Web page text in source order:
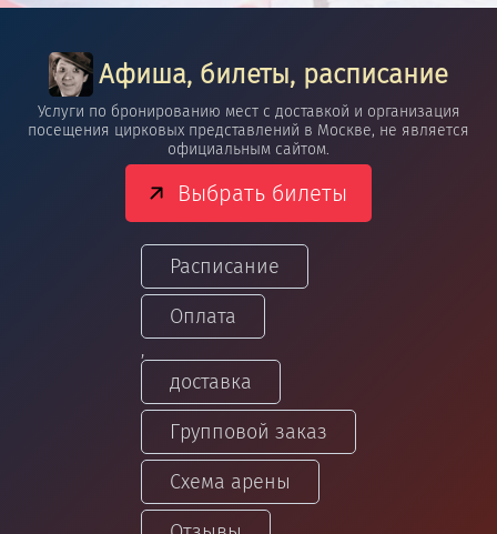
Афиша, билеты, расписание
Услуги по бронированию мест с доставкой и организация
посещения цирковых представлений в Москве, не является
официальным сайтом.
Выбрать билеты
Расписание
Оплата
доставка
Групповой заказ
Схема арены